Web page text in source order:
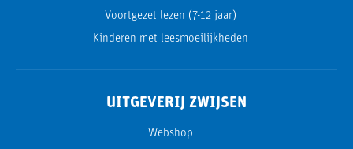
Voortgezet lezen (7-12 jaar)
Kinderen met leesmoeilijkheden
UITGEVERIJ ZWIJSEN
Webshop